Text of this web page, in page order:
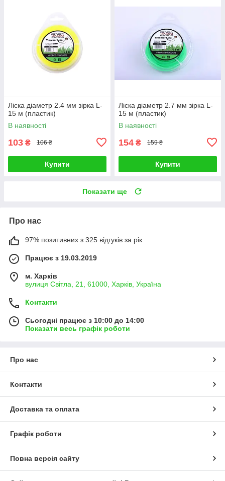
Ліска діаметр 2.4 мм зірка L-
15 м (пластик)
В наявності
103 ₴ 106 ₴
Купити
Ліска діаметр 2.7 мм зірка L-
15 м (пластик)
В наявності
154 ₴ 159 ₴
Купити
Показати ще
Про нас
97% позитивних з 325 відгуків за рік
Працює з 19.03.2019
м. Харків
вулиця Світла, 21, 61000, Харків, Україна
Контакти
Сьогодні працює з 10:00 до 14:00
Показати весь графік роботи
Про нас
Контакти
Доставка та оплата
Графік роботи
Повна версія сайту